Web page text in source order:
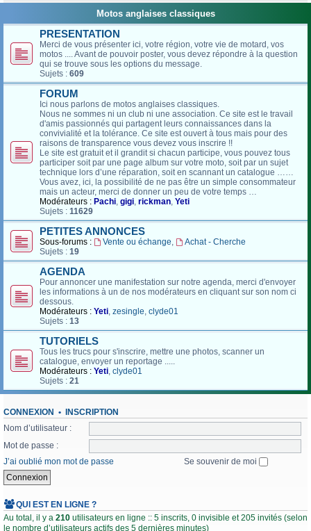
Motos anglaises classiques
PRESENTATION
Merci de vous présenter ici, votre région, votre vie de motard, vos
motos .... Avant de pouvoir poster, vous devez répondre à la question
qui se trouve sous les options du message.
Sujets : 609
FORUM
Ici nous parlons de motos anglaises classiques.
Nous ne sommes ni un club ni une association. Ce site est le travail
d'amis passionnés qui partagent leurs connaissances dans la
convivialité et la tolérance. Ce site est ouvert à tous mais pour des
raisons de transparence vous devez vous inscrire !!
Le site est gratuit et il grandit si chacun participe, vous pouvez tous
participer soit par une page album sur votre moto, soit par un sujet
technique lors d’une réparation, soit en scannant un catalogue ……
Vous avez, ici, la possibilité de ne pas être un simple consommateur
mais un acteur, merci de donner un peu de votre temps …
Modérateurs : Pachi, gigi, rickman, Yeti
Sujets : 11629
PETITES ANNONCES
Sous-forums : Vente ou échange,
Achat - Cherche
Sujets : 19
AGENDA
Pour annoncer une manifestation sur notre agenda, merci d'envoyer
les informations à un de nos modérateurs en cliquant sur son nom ci
dessous.
Modérateurs : Yeti, zesingle, clyde01
Sujets : 13
TUTORIELS
Tous les trucs pour s'inscrire, mettre une photos, scanner un
catalogue, envoyer un reportage .....
Modérateurs : Yeti, clyde01
Sujets : 21
CONNEXION • INSCRIPTION
Nom d’utilisateur :
Mot de passe :
J’ai oublié mon mot de passe
Se souvenir de moi
QUI EST EN LIGNE ?
Au total, il y a 210 utilisateurs en ligne :: 5 inscrits, 0 invisible et 205 invités (selon
le nombre d’utilisateurs actifs des 5 dernières minutes)